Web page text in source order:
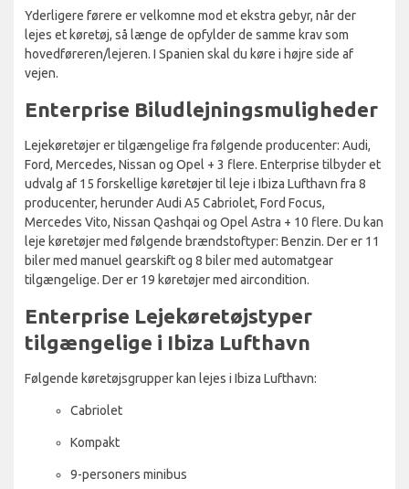
Yderligere førere er velkomne mod et ekstra gebyr, når der
lejes et køretøj, så længe de opfylder de samme krav som
hovedføreren/lejeren. I Spanien skal du køre i højre side af
vejen.
Enterprise Biludlejningsmuligheder
Lejekøretøjer er tilgængelige fra følgende producenter: Audi,
Ford, Mercedes, Nissan og Opel + 3 flere. Enterprise tilbyder et
udvalg af 15 forskellige køretøjer til leje i Ibiza Lufthavn fra 8
producenter, herunder Audi A5 Cabriolet, Ford Focus,
Mercedes Vito, Nissan Qashqai og Opel Astra + 10 flere. Du kan
leje køretøjer med følgende brændstoftyper: Benzin. Der er 11
biler med manuel gearskift og 8 biler med automatgear
tilgængelige. Der er 19 køretøjer med aircondition.
Enterprise Lejekøretøjstyper
tilgængelige i Ibiza Lufthavn
Følgende køretøjsgrupper kan lejes i Ibiza Lufthavn:
Cabriolet
Kompakt
9-personers minibus